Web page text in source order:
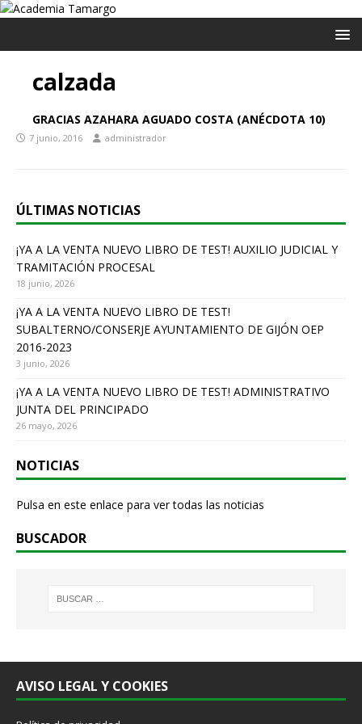
calzada
GRACIAS AZAHARA AGUADO COSTA (ANÉCDOTA 10)
7 junio, 2016 administrador
ÚLTIMAS NOTICIAS
¡YA A LA VENTA NUEVO LIBRO DE TEST! AUXILIO JUDICIAL Y
TRAMITACIÓN PROCESAL
18 junio, 2026
¡YA A LA VENTA NUEVO LIBRO DE TEST!
SUBALTERNO/CONSERJE AYUNTAMIENTO DE GIJÓN OEP
2016-2023
3 junio, 2026
¡YA A LA VENTA NUEVO LIBRO DE TEST! ADMINISTRATIVO
JUNTA DEL PRINCIPADO
26 mayo, 2026
NOTICIAS
Pulsa en este enlace para ver todas las noticias
BUSCADOR
AVISO LEGAL Y COOKIES